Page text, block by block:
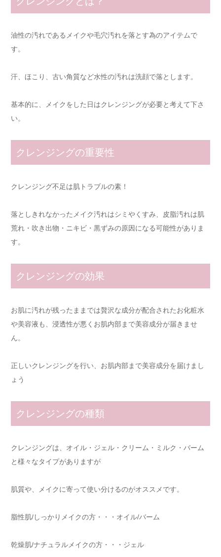
油性の汚れであるメイクや毛穴汚れを落とす為のアイテムで
す。
汗、ほこり、古い角質など水性の汚れは洗顔で落とします。
基本的に、メイクをした日はクレンジングが必要と考えて下さ
い。
クレンジングの重要性
クレンジング不足は肌トラブルの素！
落としきれなかったメイク汚れはシミやくすみ、皮脂汚れは肌
荒れ・吹き出物・ニキビ・黒ずみの原因になる可能性がありま
す。
クレンジングの効果
お肌に汚れが残ったままでは贅沢な成分が配合されたお化粧水
や美容液も、浸透性が悪くお肌内部まで美容成分が届きませ
ん。
正しいクレンジングを行い、お肌内部まで美容成分を届けまし
ょう
クレンジングの種類
クレンジングは、オイル・ジェル・クリーム・ミルク・バーム
と様々なタイプがありますが
肌質や、メイクに寄って使い分けるのがオススメです。
脂性肌/しっかりメイクの方・・・オイル/バーム
乾燥肌/ナチュラルメイクの方・・・ジェル